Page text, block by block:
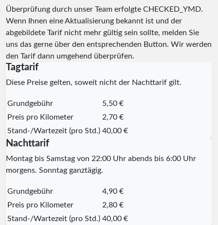
Überprüfung durch unser Team erfolgte CHECKED_YMD.
Wenn Ihnen eine Aktualisierung bekannt ist und der
abgebildete Tarif nicht mehr gültig sein sollte, melden Sie
uns das gerne über den entsprechenden Button. Wir werden
den Tarif dann umgehend überprüfen.
Tagtarif
Diese Preise gelten, soweit nicht der Nachttarif gilt.
Grundgebühr
5,50 €
Preis pro Kilometer
2,70 €
Stand-/Wartezeit (pro Std.) 40,00 €
Nachttarif
Montag bis Samstag von 22:00 Uhr abends bis 6:00 Uhr
morgens. Sonntag ganztägig.
Grundgebühr
4,90 €
Preis pro Kilometer
2,80 €
Stand-/Wartezeit (pro Std.) 40,00 €